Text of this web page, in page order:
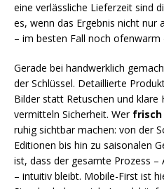
eine verlässliche Lieferzeit sind
es, wenn das Ergebnis nicht
– im besten Fall noch ofenwarm
Gerade bei handwerklich
der Schlüssel. Detaillierte
Bilder statt Retuschen und klare
vermitteln Sicherheit. Wer frisch
ruhig sichtbar machen: von der
Editionen bis hin zu saisonalen
ist, dass der gesamte Prozess –
– intuitiv bleibt. Mobile-First ist